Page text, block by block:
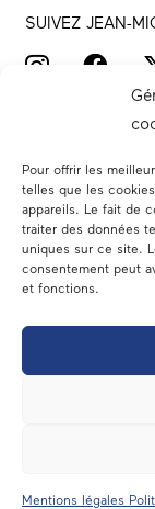
Pour offrir les
telles que les
appareils. Le fait de
traiter des données
uniques sur ce site.
consentement peut
et fonctions.
Mentions légales
SUIVEZ JEAN-